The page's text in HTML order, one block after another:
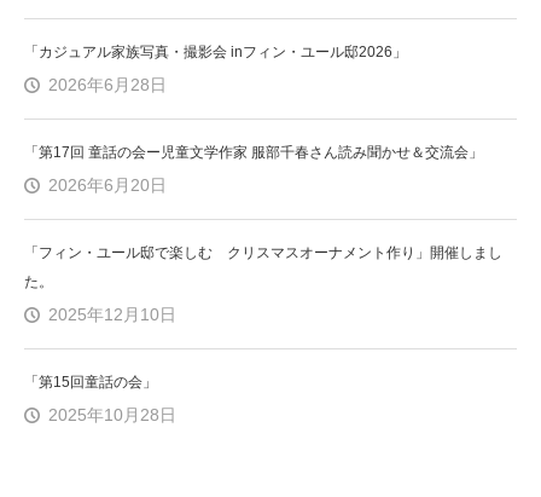
「カジュアル家族写真・撮影会 inフィン・ユール邸2026」
2026年6月28日
「第17回 童話の会ー児童文学作家 服部千春さん読み聞かせ＆交流会」
2026年6月20日
「フィン・ユール邸で楽しむ クリスマスオーナメント作り」開催しまし
た。
2025年12月10日
「第15回童話の会」
2025年10月28日